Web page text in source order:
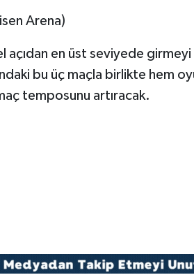
Arena)
açıdan en üst seviyede
bu üç maçla birlikte hem
temposunu artıracak.